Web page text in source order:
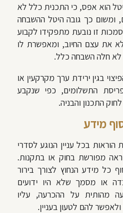
הוא אפס, כי התכנית כלל לא
ומשום כך גובה היטל ההשבחה
זו נובעת מתפקידו לקבוע
את עצם החיוב, ומאפשרת לו
לא חלה השבחה כלל.
בגין ירידת ערך מקרקעין או
התשלומים, כפי שנקבע
מידע
בכל עניין הנוגע לסדרי
מפורשת בחוק או בתקנות.
כל מידע הנחוץ לצורך בירור
או מסמך שלא היו ידועים
מהותית על ההכרעה, עליו
להם לטעון בעניין.